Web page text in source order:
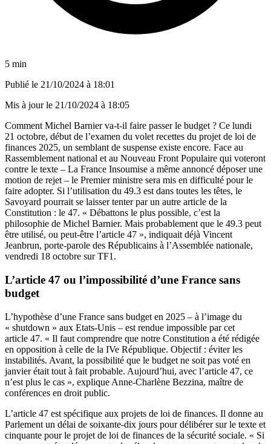
5 min
Publié le 21/10/2024 à 18:01
Mis à jour le 21/10/2024 à 18:05
Comment Michel Barnier va-t-il faire passer le budget ? Ce lundi
21 octobre, début de l’examen du volet recettes du projet de loi de
finances 2025, un semblant de suspense existe encore. Face au
Rassemblement national et au Nouveau Front Populaire qui voteront
contre le texte – La France Insoumise a même annoncé déposer une
motion de rejet – le Premier ministre sera mis en difficulté pour le
faire adopter. Si l’utilisation du 49.3 est dans toutes les têtes, le
Savoyard pourrait se laisser tenter par un autre article de la
Constitution : le 47. « Débattons le plus possible, c’est la
philosophie de Michel Barnier. Mais probablement que le 49.3 peut
être utilisé, ou peut-être l’article 47 », indiquait déjà Vincent
Jeanbrun, porte-parole des Républicains à l’Assemblée nationale,
vendredi 18 octobre sur TF1.
L’article 47 ou l’impossibilité d’une France sans
budget
L’hypothèse d’une France sans budget en 2025 – à l’image du
« shutdown » aux Etats-Unis – est rendue impossible par cet
article 47. « Il faut comprendre que notre Constitution a été rédigée
en opposition à celle de la IVe République. Objectif : éviter les
instabilités. Avant, la possibilité que le budget ne soit pas voté en
janvier était tout à fait probable. Aujourd’hui, avec l’article 47, ce
n’est plus le cas », explique Anne-Charlène Bezzina, maître de
conférences en droit public.
L’article 47 est spécifique aux projets de loi de finances. Il donne au
Parlement un délai de soixante-dix jours pour délibérer sur le texte et
cinquante pour le projet de loi de finances de la sécurité sociale. « Si